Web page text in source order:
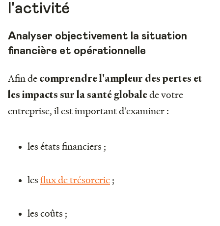
l'activité
Analyser objectivement la situation
financière et opérationnelle
Afin de comprendre l'ampleur des pertes et
les impacts sur la santé globalede votre
entreprise, il est important d'examiner :
les états financiers ;
lesflux de trésorerie;
les coûts ;